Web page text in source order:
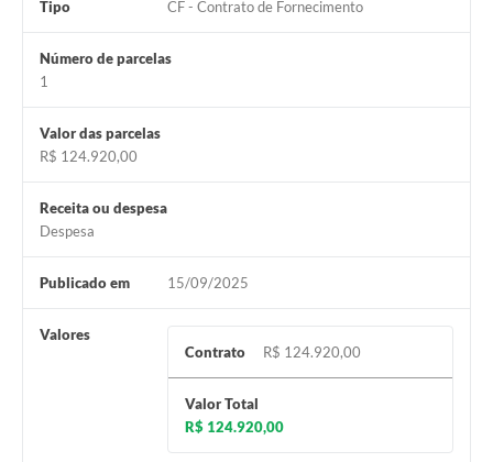
Listagem de Contribuintes Inscritos na Dívida Ativa do
Tipo CF - Contrato de Fornecimento
Número de parcelas
1
Valor das parcelas
R$ 124.920,00
Receita ou despesa
Despesa
Publicado em 15/09/2025
Valores
Contrato
R$ 124.920,00
Valor Total
R$ 124.920,00